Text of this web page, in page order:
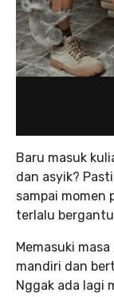
Baru masuk
dan asyik?
sampai momen
terlalu
Memasuki
mandiri dan
Nggak ada lagi